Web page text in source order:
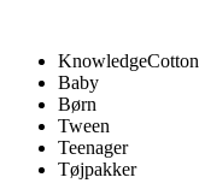
KnowledgeCotton
Baby
Børn
Tween
Teenager
Tøjpakker